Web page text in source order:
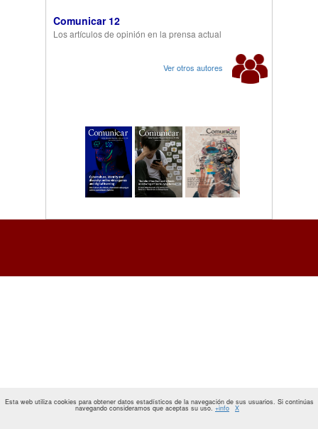
Comunicar 12
Los artículos de opinión en la prensa actual
Ver otros autores
Esta web utiliza cookies para obtener datos estadísticos de la navegación de sus usuarios. Si continúas
navegando consideramos que aceptas su uso. +info X